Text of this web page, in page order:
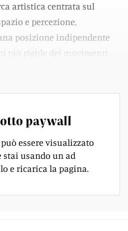
artistica centrata sul
e percezione,
posizione indipendente
più rigide dei movimenti
paywall
essere visualizzato
stai usando un ad
e ricarica la pagina.